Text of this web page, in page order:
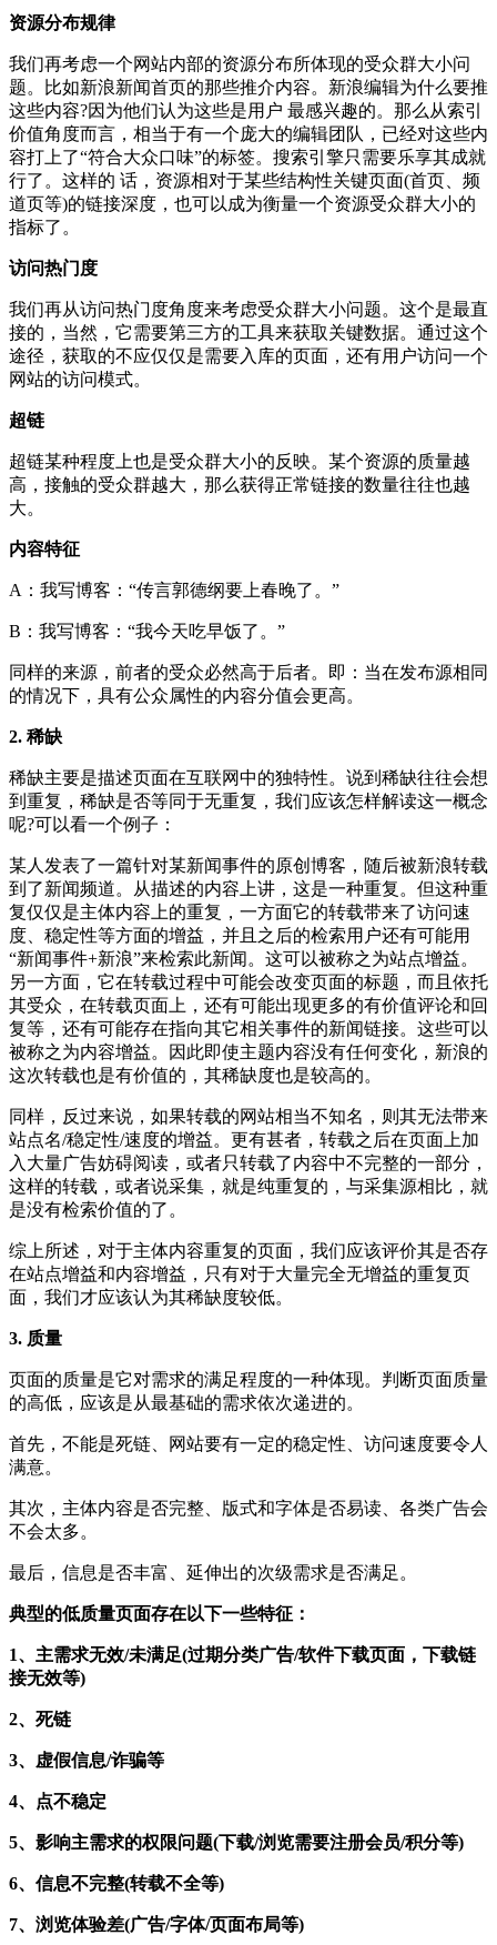
资源分布规律
我们再考虑一个网站内部的资源分布所体现的受众群大小问
题。比如新浪新闻首页的那些推介内容。新浪编辑为什么要推
这些内容?因为他们认为这些是用户 最感兴趣的。那么从索引
价值角度而言，相当于有一个庞大的编辑团队，已经对这些内
容打上了“符合大众口味”的标签。搜索引擎只需要乐享其成就
行了。这样的 话，资源相对于某些结构性关键页面(首页、频
道页等)的链接深度，也可以成为衡量一个资源受众群大小的
指标了。
访问热门度
我们再从访问热门度角度来考虑受众群大小问题。这个是最直
接的，当然，它需要第三方的工具来获取关键数据。通过这个
途径，获取的不应仅仅是需要入库的页面，还有用户访问一个
网站的访问模式。
超链
超链某种程度上也是受众群大小的反映。某个资源的质量越
高，接触的受众群越大，那么获得正常链接的数量往往也越
大。
内容特征
A：我写博客：“传言郭德纲要上春晚了。”
B：我写博客：“我今天吃早饭了。”
同样的来源，前者的受众必然高于后者。即：当在发布源相同
的情况下，具有公众属性的内容分值会更高。
2. 稀缺
稀缺主要是描述页面在互联网中的独特性。说到稀缺往往会想
到重复，稀缺是否等同于无重复，我们应该怎样解读这一概念
呢?可以看一个例子：
某人发表了一篇针对某新闻事件的原创博客，随后被新浪转载
到了新闻频道。从描述的内容上讲，这是一种重复。但这种重
复仅仅是主体内容上的重复，一方面它的转载带来了访问速
度、稳定性等方面的增益，并且之后的检索用户还有可能用
“新闻事件+新浪”来检索此新闻。这可以被称之为站点增益。
另一方面，它在转载过程中可能会改变页面的标题，而且依托
其受众，在转载页面上，还有可能出现更多的有价值评论和回
复等，还有可能存在指向其它相关事件的新闻链接。这些可以
被称之为内容增益。因此即使主题内容没有任何变化，新浪的
这次转载也是有价值的，其稀缺度也是较高的。
同样，反过来说，如果转载的网站相当不知名，则其无法带来
站点名/稳定性/速度的增益。更有甚者，转载之后在页面上加
入大量广告妨碍阅读，或者只转载了内容中不完整的一部分，
这样的转载，或者说采集，就是纯重复的，与采集源相比，就
是没有检索价值的了。
综上所述，对于主体内容重复的页面，我们应该评价其是否存
在站点增益和内容增益，只有对于大量完全无增益的重复页
面，我们才应该认为其稀缺度较低。
3. 质量
页面的质量是它对需求的满足程度的一种体现。判断页面质量
的高低，应该是从最基础的需求依次递进的。
首先，不能是死链、网站要有一定的稳定性、访问速度要令人
满意。
其次，主体内容是否完整、版式和字体是否易读、各类广告会
不会太多。
最后，信息是否丰富、延伸出的次级需求是否满足。
典型的低质量页面存在以下一些特征：
1、主需求无效/未满足(过期分类广告/软件下载页面，下载链
接无效等)
2、死链
3、虚假信息/诈骗等
4、点不稳定
5、影响主需求的权限问题(下载/浏览需要注册会员/积分等)
6、信息不完整(转载不全等)
7、浏览体验差(广告/字体/页面布局等)